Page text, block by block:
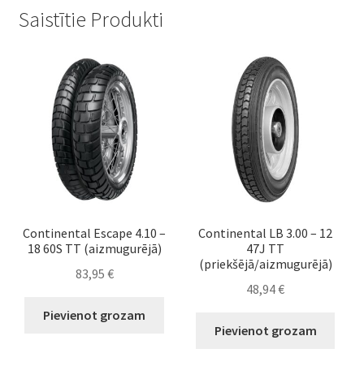
Saistītie Produkti
Continental Escape 4.10 –
18 60S TT (aizmugurējā)
83,95 €
Pievienot grozam
Continental LB 3.00 – 12
47J TT
(priekšējā/aizmugurējā)
48,94€
Pievienot grozam